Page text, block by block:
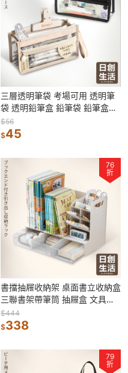
三層透明筆袋 考場可用 透明筆
袋 透明鉛筆盒 鉛筆袋 鉛筆盒大
容量 筆袋 文具袋 學生小物 韓系
筆袋
$56
$45
76
折
書擋抽屜收納架 桌面書立收納盒
三聯書架帶筆筒 抽屜盒 文具置
物架 書架 書立 文具收納 書本收
納
$444
$338
79
折